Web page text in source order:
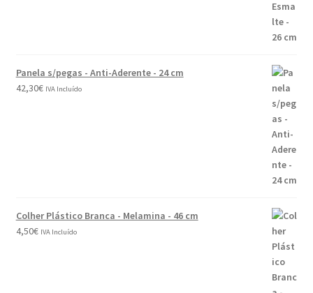
Panela s/pegas - Anti-Aderente - 24 cm
42,30€ IVA Incluído
Colher Plástico Branca - Melamina - 46 cm
4,50€ IVA Incluído